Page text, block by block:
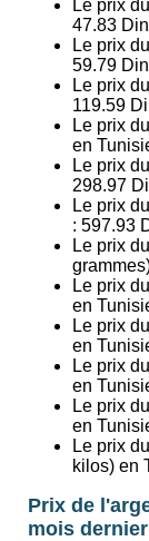
Le prix
47.83
Le prix
59.79
Le prix
119.59
Le prix
en
Le prix
298.97
Le prix
: 597.93
Le prix
Le prix
en
Le prix
en
Le prix
en
Le prix
en
Le prix
kilos) en
Prix de
mois dernier